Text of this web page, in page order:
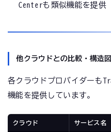
Centerも類似機能を提供
他クラウドとの比較・構造図
各クラウドプロバイダーも
機能を提供しています。
クラウド サービス名